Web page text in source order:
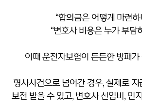
“합의금은 어떻게 마련하
“변호사 비용은 누가 부담
이때 운전자보험이 든든한 방패가
형사사건으로 넘어간 경우, 실제로
보전 받을 수 있고, 변호사 선임비, 인